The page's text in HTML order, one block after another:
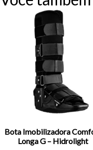
Bota Imobilizadora
Longa G – Hidrolight